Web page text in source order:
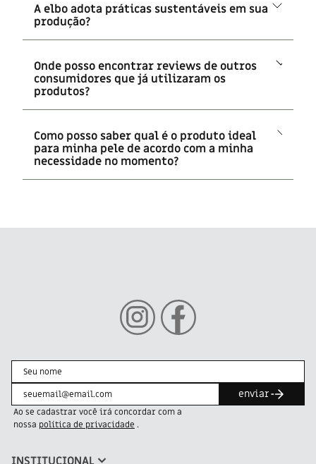
A elbo adota práticas sustentáveis em sua
produção?
Onde posso encontrar reviews de outros
consumidores que já utilizaram os
produtos?
Como posso saber qual é o produto ideal
para minha pele de acordo com a minha
necessidade no momento?
enviar
Ao se cadastrar você irá concordar com a
nossa política de privacidade .